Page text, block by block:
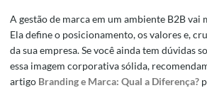
A gestão de marca em um ambiente B2B vai
Ela define o posicionamento, os valores e,
da sua empresa. Se você ainda tem dúvidas
essa imagem corporativa sólida,
artigo Branding e Marca: Qual a Diferença?